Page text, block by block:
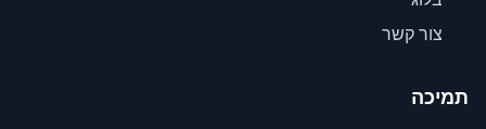
צור קשר
תמיכה